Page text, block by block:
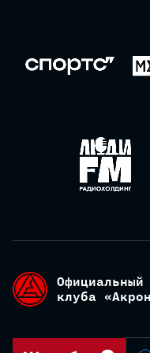
клуба